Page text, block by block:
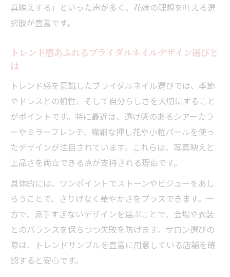
ホットペッパーで探すブライダルネイル情
トレンドを押さえた指先で結婚式に輝きを
新トレンド
指先を美しく見せるブライダルネイルのデ
ザイン例
トレンドの中で自分らしいブライダルネイ
ルを選ぶ方法
上品カラーで叶うブライダルネイルの魅力
人気サロン発のブライダルネイルアイデア
集
ブライダルネイル予約時に気をつけるポイント
とは
ブライダルネイル予約で確認すべき重要ポ
イント
真映えする」といった声が多く、花嫁の理想を叶える選
択肢が豊富です。
トレンド感あふれるブライダルネイルデザイン選びと
は
トレンド感を意識したブライダルネイル選びでは、季節
やドレスとの相性、そして自分らしさを大切にすること
がポイントです。特に最近は、透け感のあるシアーカラ
ーやミラーフレンチ、繊細な押し花や小粒パールを使っ
たデザインが注目されています。これらは、写真映えと
上品さを両立できる点が支持される理由です。
具体的には、ワンポイントでストーンやビジューをあし
らうことで、さりげなく華やかさをプラスできます。一
方で、派手すぎないデザインを選ぶことで、会場や衣装
とのバランスを保ちつつ失敗を防げます。サロン選びの
際は、トレンドサンプルを豊富に用意している店舗を確
認すると安心です。